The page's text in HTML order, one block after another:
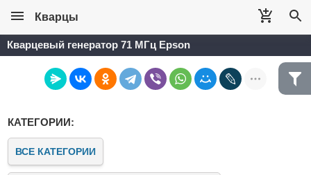
Кварцы
Кварцевый генератор 71 МГц Epson
КАТЕГОРИИ:
ВСЕ КАТЕГОРИИ